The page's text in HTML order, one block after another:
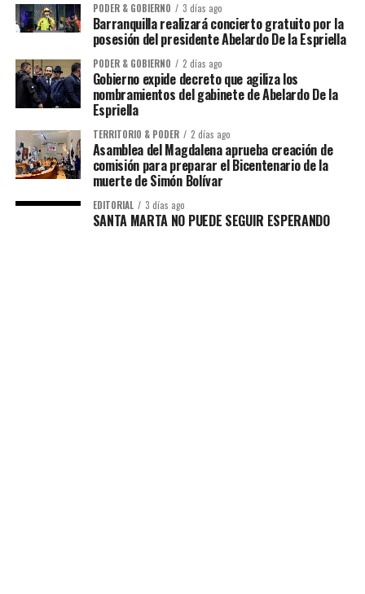
PODER & GOBIERNO 3 días ago
Barranquilla realizará concierto gratuito por la
posesión del presidente Abelardo De la Espriella
PODER & GOBIERNO 2 días ago
Gobierno expide decreto que agiliza los
nombramientos del gabinete de Abelardo De la
Espriella
TERRITORIO & PODER 2 días ago
Asamblea del Magdalena aprueba creación de
comisión para preparar el Bicentenario de la
muerte de Simón Bolívar
EDITORIAL 3 días ago
SANTA MARTA NO PUEDE SEGUIR ESPERANDO